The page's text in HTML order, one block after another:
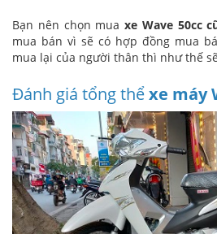
Bạn nên chọn mua xe Wave 50cc
mua bán vì sẽ có hợp đồng mua
mua lại của người thân thì như thế
Đánh giá tổng thểxe máy